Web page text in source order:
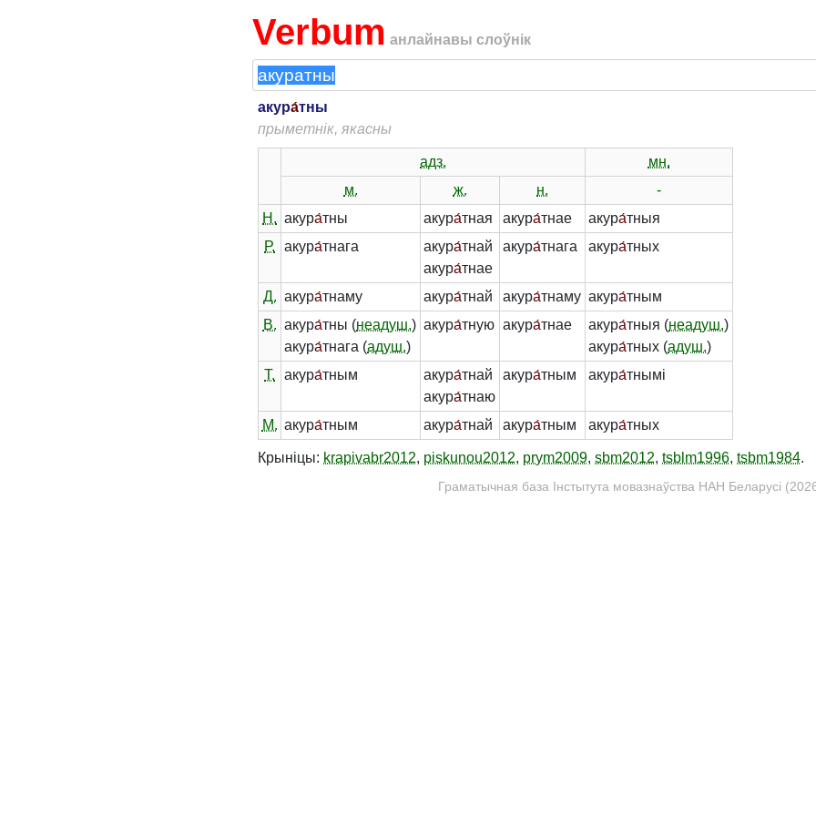
Verbum анлайнавы слоўнік
акура́тны
прыметнік, якасны
адз.
мн.
м.
ж. н.
-
Н. акура́тны акура́тная акура́тнае акура́тныя
Р.
акура́тнага акура́тнай
акура́тнае
акура́тнага акура́тных
Д. акура́тнаму акура́тнай акура́тнаму акура́тным
В. акура́тны (неадуш.)
акура́тнага (адуш.)
акура́тную акура́тнае акура́тныя (неадуш.)
акура́тных (адуш.)
Т.
акура́тным акура́тнай
акура́тнаю
акура́тным акура́тнымі
М. акура́тным акура́тнай акура́тным акура́тных
Крыніцы: krapivabr2012, piskunou2012, prym2009, sbm2012, tsblm1996, tsbm1984.
Граматычная база Інстытута мовазнаўства НАН Беларусі